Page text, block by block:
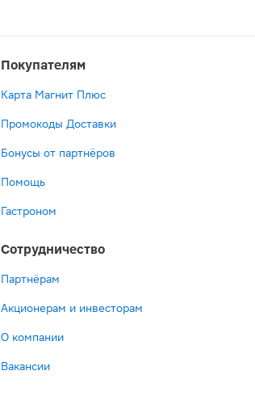
Покупателям
Карта Магнит Плюс
Промокоды Доставки
Бонусы от партнёров
Помощь
Гастроном
Сотрудничество
Партнёрам
Акционерам и инвесторам
О компании
Вакансии